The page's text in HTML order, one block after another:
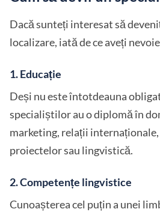
Dacă sunteți interesat să
localizare, iată de ce aveți
1.Educație
Deși nu este întotdeauna
specialiștilor au o diplomă în
marketing, relații
proiectelor sau lingvistică.
2.Competențe lingvistice
Cunoașterea cel puțin a unei